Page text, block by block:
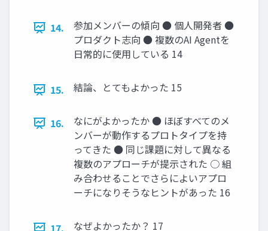
14.
参加メンバーの傾向 ● 個⼈開発者 ●
プロダクト志向 ● 複数のAI Agentを
⽇常的に使⽤している 14
15. 結論、とてもよかった 15
16.
なにがよかったか ● ほぼすべてのメ
ンバーが動作するプロトタイプを持
ってきた ● 同じ課題に対して異なる
複数のアプローチが提⽰された ○ 組
み合わせることでさらによいアプロ
ーチになりそうなヒントがあった 16
なぜよかったか？ 17